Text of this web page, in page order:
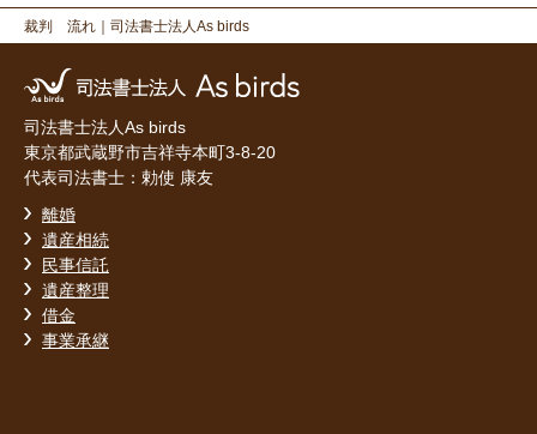
裁判 流れ ｜司法書士法人As birds
司法書士法人As birds
東京都武蔵野市吉祥寺本町3-8-20
代表司法書士：勅使 康友
離婚
遺産相続
民事信託
遺産整理
借金
事業承継